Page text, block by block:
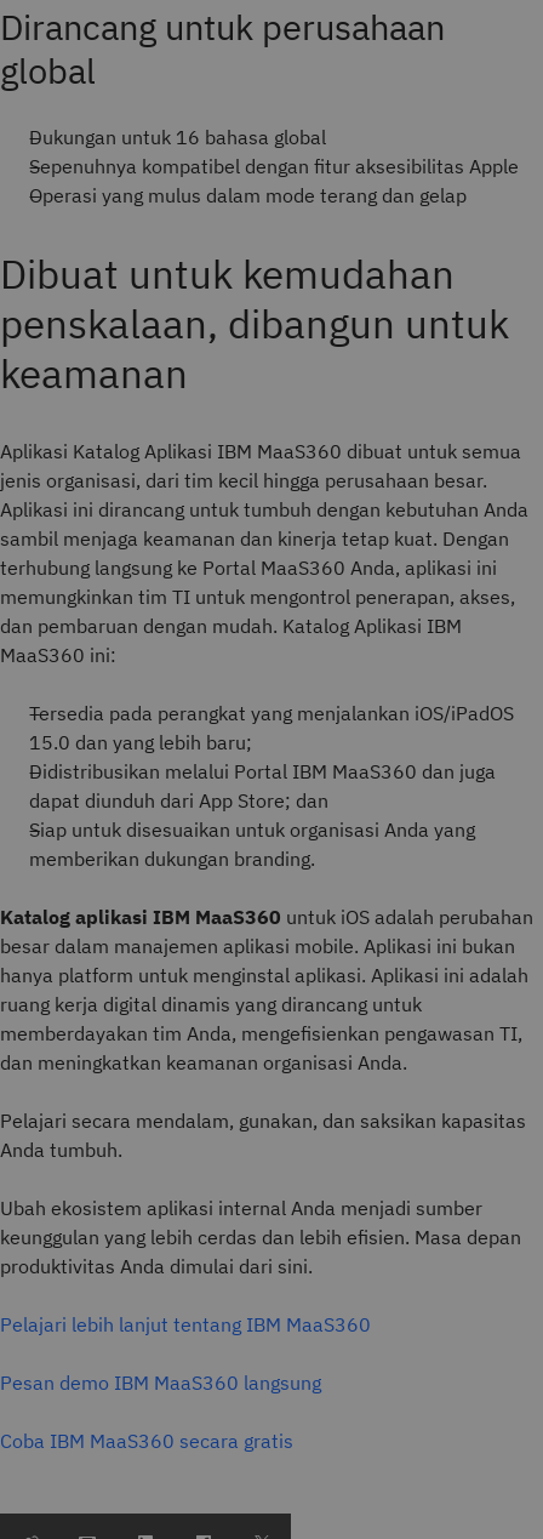
Dirancang untuk perusahaan
global
Dukungan untuk 16 bahasa global
Sepenuhnya kompatibel dengan fitur aksesibilitas Apple
Operasi yang mulus dalam mode terang dan gelap
Dibuat untuk kemudahan
penskalaan, dibangun untuk
keamanan
Aplikasi Katalog Aplikasi IBM MaaS360 dibuat untuk semua
jenis organisasi, dari tim kecil hingga perusahaan besar.
Aplikasi ini dirancang untuk tumbuh dengan kebutuhan Anda
sambil menjaga keamanan dan kinerja tetap kuat. Dengan
terhubung langsung ke Portal MaaS360 Anda, aplikasi ini
memungkinkan tim TI untuk mengontrol penerapan, akses,
dan pembaruan dengan mudah. Katalog Aplikasi IBM
MaaS360 ini:
Tersedia pada perangkat yang menjalankan iOS/iPadOS
15.0 dan yang lebih baru;
Didistribusikan melalui Portal IBM MaaS360 dan juga
dapat diunduh dari App Store; dan
Siap untuk disesuaikan untuk organisasi Anda yang
memberikan dukungan branding.
Katalog aplikasi IBM MaaS360 untuk iOS adalah perubahan
besar dalam manajemen aplikasi mobile. Aplikasi ini bukan
hanya platform untuk menginstal aplikasi. Aplikasi ini adalah
ruang kerja digital dinamis yang dirancang untuk
memberdayakan tim Anda, mengefisienkan pengawasan TI,
dan meningkatkan keamanan organisasi Anda.
Pelajari secara mendalam, gunakan, dan saksikan kapasitas
Anda tumbuh.
Ubah ekosistem aplikasi internal Anda menjadi sumber
keunggulan yang lebih cerdas dan lebih efisien. Masa depan
produktivitas Anda dimulai dari sini.
Pelajari lebih lanjut tentang IBM MaaS360
Pesan demo IBM MaaS360 langsung
Coba IBM MaaS360 secara gratis